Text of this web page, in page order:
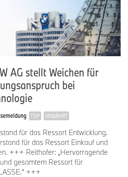
AG stellt Weichen für
bei
TOP VERJÄHRT
für das Ressort Entwicklung.
für das Ressort Einkauf und
+++ Reithofer: „Hervorragende
gesamtem Ressort für
+++